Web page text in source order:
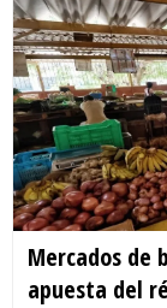
Mercados de
apuesta del